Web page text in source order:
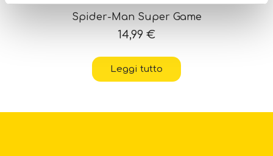
Spider-Man Super Game
14,99 €
Leggi tutto